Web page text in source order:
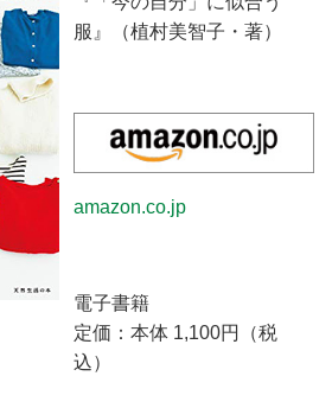
服』（植村美智子・著）
amazon.co.jp
電子書籍
定価：本体 1,100円（税
込）